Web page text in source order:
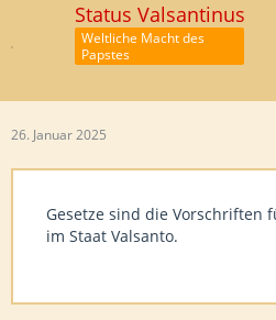
Status Valsantinus
Weltliche Macht des
Papstes
26. Januar 2025
Gesetze sind die Vorschriften
im Staat Valsanto.